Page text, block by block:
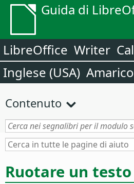
Guida di
LibreOffice Writer
Inglese (USA) Amarico
Contenuto
Ruotare un testo